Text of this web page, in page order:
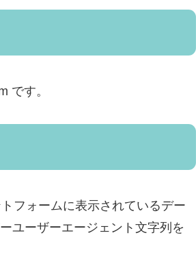
です。
フォームに表示されているデー
ユーザーエージェント文字列を